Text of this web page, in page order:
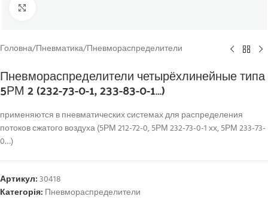
Головна/Пневматика/Пневмораспределители
Пневмораспределители четырёхлинейные типа
5РМ 2 (232-73-0-1, 233-83-0-1…)
применяются в пневматических системах для распределения
потоков сжатого воздуха (5РМ 212-72-0, 5РМ 232-73-0-1 хх, 5РМ 233-73-
0…)
Артикул:30418
Категорія: Пневмораспределители